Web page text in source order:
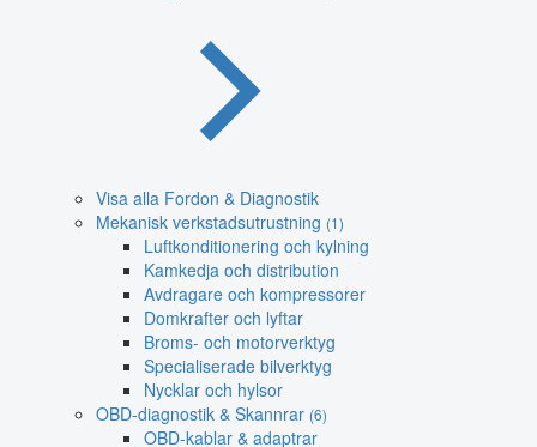
Visa alla Fordon & Diagnostik
Mekanisk verkstadsutrustning (1)
Luftkonditionering och kylning
Kamkedja och distribution
Avdragare och kompressorer
Domkrafter och lyftar
Broms- och motorverktyg
Specialiserade bilverktyg
Nycklar och hylsor
OBD-diagnostik & Skannrar (6)
OBD-kablar & adaptrar